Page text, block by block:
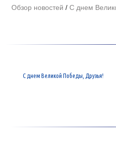
Обзор новостей /С днем
С днем Великой Победы, Друзья!